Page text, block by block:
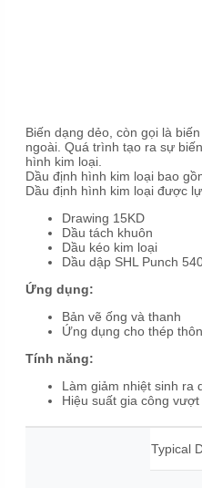
Biến dạng dẻo, còn gọi là
ngoài. Quá trình tạo ra sự
hình kim loại.
Dầu định hình kim loại bao
Dầu định hình kim loại được
Drawing 15KD
Dầu tách khuôn
Dầu kéo kim loại
Dầu dập SHL Punch
Ứng dụng:
Bản vẽ ống và thanh
Ứng dụng cho thép
Tính năng:
Làm giảm nhiệt sinh ra
Hiệu suất gia công
Typical